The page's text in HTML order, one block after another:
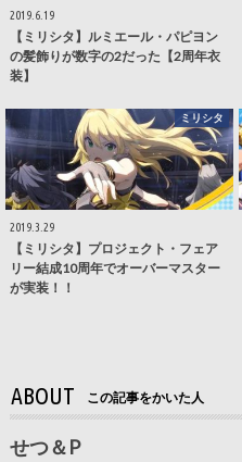
2019.6.19
【ミリシタ】ルミエール・パピヨン
の髪飾りが数字の2だった【2周年衣
装】
ミリシタ
2019.3.29
【ミリシタ】プロジェクト・フェア
リー結成10周年でオーバーマスター
が実装！！
ABOUT この記事をかいた人
せつ＆P